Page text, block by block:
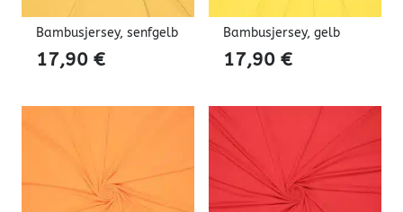
Bambusjersey, senfgelb
17,90 €
Bambusjersey, gelb
17,90 €